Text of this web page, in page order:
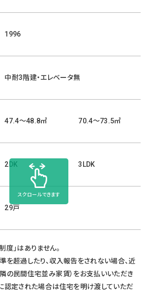
1996
中耐3階建・エレベータ無
47.4～48.8㎡ 70.4～73.5㎡
2DK 3LDK
29戸
スクロールできます
度」はありません。
を超過したり、収入報告をされない場合、近
の民間住宅並み家賃）をお支払いいただき
認定された場合は住宅を明け渡していただ